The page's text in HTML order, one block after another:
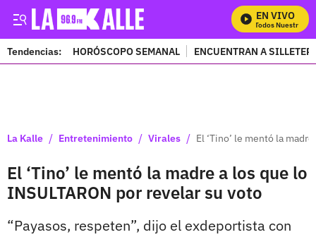
EN VIVO
Mira Todos Nuestros
Tendencias: HORÓSCOPO SEMANAL ENCUENTRAN A
La Kalle / Entretenimiento / Virales / El ‘Tino’ le mentó la
El ‘Tino’ le mentó la madre a los que lo
INSULTARON por revelar su voto
“Payasos, respeten”, dijo el exdeportista con